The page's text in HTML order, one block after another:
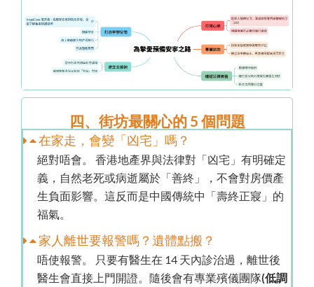
四、街坊最關心的 5 個問題
在家走，會變「凶宅」嗎？
絕對唔會。 香港地產界與法律對「凶宅」有明確定
義，自然老死或病逝屬於「善終」，不會對房價產
生負面影響。這反而是中國傳統中「壽終正寢」的
福氣。
家人離世要報警嗎？遺體點搬？
唔使報警。 只要有醫生在 14 天內診治過，離世後
醫生會直接上門開證。隨後會有專業殯儀團隊(低調